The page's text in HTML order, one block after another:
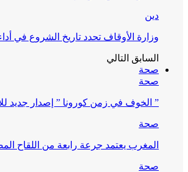
دين
وزارة الأوقاف تحدد تاريخ الشروع في
السابق التالي
صحة
صحة
” الخوف في زمن كورونا ” إصدار جديد
صحة
المغرب يعتمد جرعة رابعة من اللقاح المضاد لكورونا
صحة